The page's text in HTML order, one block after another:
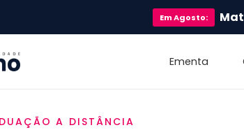
EmAgosto:
Ementa
A DISTÂNCIA